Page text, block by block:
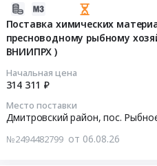
2
Поставка химических
пресноводному рыбному
ВНИИПРХ )
Начальная цена
314 311 ₽
Место поставки
Дмитровский район, пос.
№2494482799 от 06.08.26